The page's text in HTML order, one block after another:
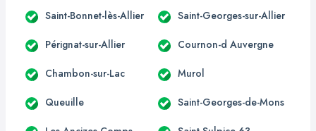
Saint-Bonnet-lès-Allier Saint-Georges-sur-Allier
Pérignat-sur-Allier Cournon-d Auvergne
Chambon-sur-Lac Murol
Queuille Saint-Georges-de-Mons